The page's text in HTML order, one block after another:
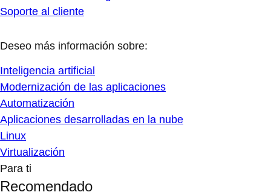
Soporte al cliente
Deseo más información sobre:
Inteligencia artificial
Modernización de las aplicaciones
Automatización
Aplicaciones desarrolladas en la nube
Linux
Virtualización
Para ti
Recomendado